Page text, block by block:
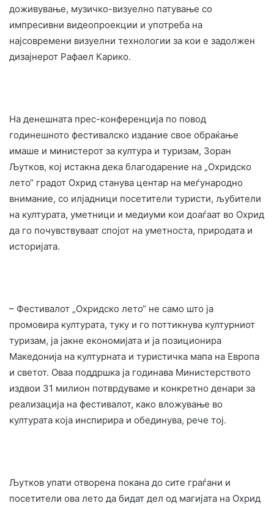
доживување, музичко-визуелно патување со
импресивни видеопроекции и употреба на
најсовремени визуелни технологии за кои е задолжен
дизајнерот Рафаел Карико.
На денешната прес-конференција по повод
годинешното фестивалско издание свое обраќање
имаше и министерот за култура и туризам, Зоран
Љутков, кој истакна дека благодарение на „Охридско
лето“ градот Охрид станува центар на меѓународно
внимание, со илјадници посетители туристи, љубители
на културата, уметници и медиуми кои доаѓаат во Охрид
да го почувствуваат спојот на уметноста, природата и
историјата.
– Фестивалот „Охридско лето“ не само што ја
промовира културата, туку и го поттикнува културниот
туризам, ја јакне економијата и ја позиционира
Македонија на културната и туристичка мапа на Европа
и светот. Оваа поддршка ја годинава Министерството
издвои 31 милион потврдуваме и конкретно денари за
реализација на фестивалот, како вложување во
културата која инспирира и обединува, рече тој.
Љутков упати отворена покана до сите граѓани и
посетители ова лето да бидат дел од магијата на Охрид